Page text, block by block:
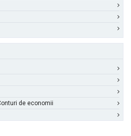
de economii